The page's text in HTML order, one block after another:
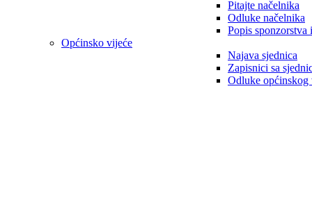
Pitajte načelnika
Odluke načelnika
Popis sponzorstva
Općinsko vijeće
Najava sjednica
Zapisnici sa
Odluke općinskog